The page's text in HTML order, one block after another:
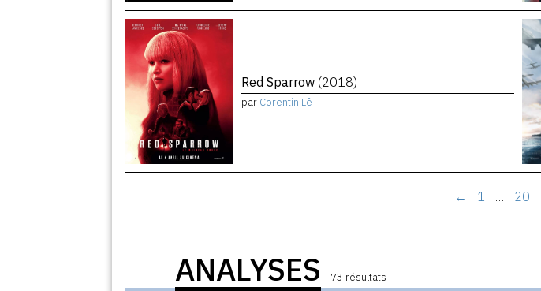
Red Sparrow (2018)
par Corentin Lê
← 1 … 20
ANALYSES 73 résultats